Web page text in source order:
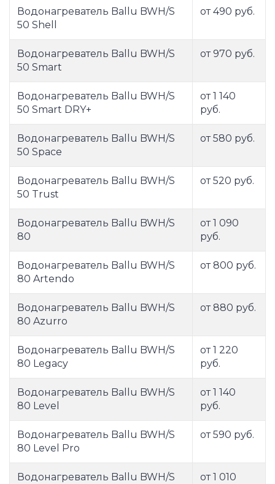
Водонагреватель Ballu BWH/S
50 Shell
от 490 руб.
Водонагреватель Ballu BWH/S
50 Smart
от 970 руб.
Водонагреватель Ballu BWH/S
50 Smart DRY+
от 1 140
руб.
Водонагреватель Ballu BWH/S
50 Space
от 580 руб.
Водонагреватель Ballu BWH/S
50 Trust
от 520 руб.
Водонагреватель Ballu BWH/S
80
от 1 090
руб.
Водонагреватель Ballu BWH/S
80 Artendo
от 800 руб.
Водонагреватель Ballu BWH/S
80 Azurro
от 880 руб.
Водонагреватель Ballu BWH/S
80 Legacy
от 1 220
руб.
Водонагреватель Ballu BWH/S
80 Level
от 1 140
руб.
Водонагреватель Ballu BWH/S
80 Level Pro
от 590 руб.
Водонагреватель Ballu BWH/S
от 1 010